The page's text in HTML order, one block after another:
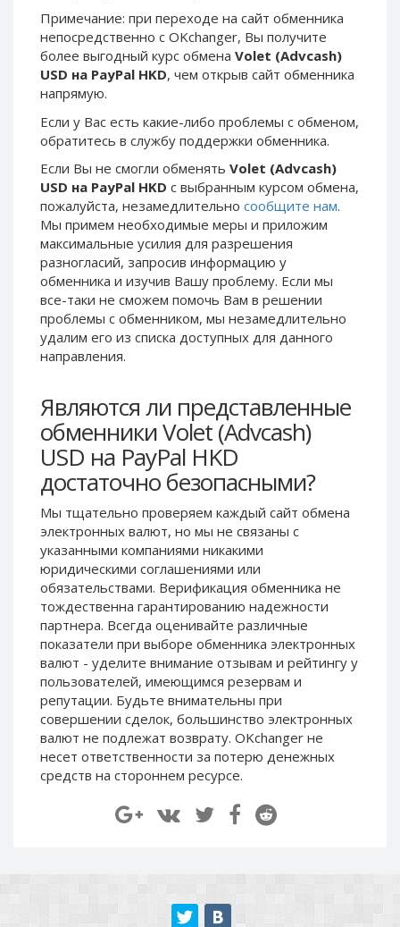
Примечание: при переходе на сайт обменника
непосредственно c OKchanger, Вы получите
более выгодный курс обмена Volet (Advcash)
USD на PayPal HKD, чем открыв сайт обменника
напрямую.
Если у Вас есть какие-либо проблемы с обменом,
обратитесь в службу поддержки обменника.
Если Вы не смогли обменять Volet (Advcash)
USD на PayPal HKD с выбранным курсом обмена,
пожалуйста, незамедлительно сообщите нам.
Мы примем необходимые меры и приложим
максимальные усилия для разрешения
разногласий, запросив информацию у
обменника и изучив Вашу проблему. Если мы
все-таки не сможем помочь Вам в решении
проблемы c обменником, мы незамедлительно
удалим его из списка доступных для данного
направления.
Являются ли представленные
обменники Volet (Advcash)
USD на PayPal HKD
достаточно безопасными?
Мы тщательно проверяем каждый сайт обмена
электронных валют, но мы не связаны c
указанными компаниями никакими
юридическими соглашениями или
обязательствами. Верификация обменника не
тождественна гарантированию надежности
партнера. Всегда оценивайте различные
показатели при выборе обменника электронных
валют - уделите внимание отзывам и рейтингу у
пользователей, имеющимся резервам и
репутации. Будьте внимательны при
совершении сделок, большинство электронных
валют не подлежат возврату. OKchanger не
несет ответственности за потерю денежных
средств на стороннем ресурсе.
Paxum USD
Paxum EUR
Epay USD
Epay EUR
Phone Balance RUB
Phone Balance UAH
Phone Balance AMD
Neteller USD
Neteller EUR
Neteller INR
Neteller PLN
Neteller GBP
Neteller NOK
Neteller SEK
PaySera EUR
PaySera PLN
AliPay CNY
UnionPay CNY
Paymer USD
Paymer RUB
Paymer UAH
Capitalist USD
Capitalist RUB
Capitalist EUR
Payoneer USD
Payoneer EUR
Revolut Binance USD
(BUSD)
Piastrix EUR
Paxum USD
Paxum EUR
Epay USD
Phone Balance RUB
Phone Balance UAH
Phone Balance AMD
Neteller USD
Neteller EUR
Neteller INR
Neteller PLN
Neteller GBP
Neteller NOK
PaySera EUR
PaySera PLN
AliPay CNY
UnionPay CNY
Paymer USD
Paymer RUB
Paymer UAH
Capitalist USD
Capitalist RUB
Capitalist EUR
Payoneer USD
Payoneer EUR
Revolut Binance USD
(BUSD)
Revolut USD
Revolut GBP
Piastrix USD